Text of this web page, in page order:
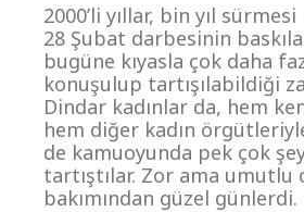
2000’li yıllar, bin yıl
28 Şubat darbesinin
bugüne kıyasla çok daha
konuşulup tartışılabildiği
Dindar kadınlar da, hem
hem diğer kadın
de kamuoyunda pek çok
tartıştılar. Zor ama umutlu
bakımından güzel günlerdi.